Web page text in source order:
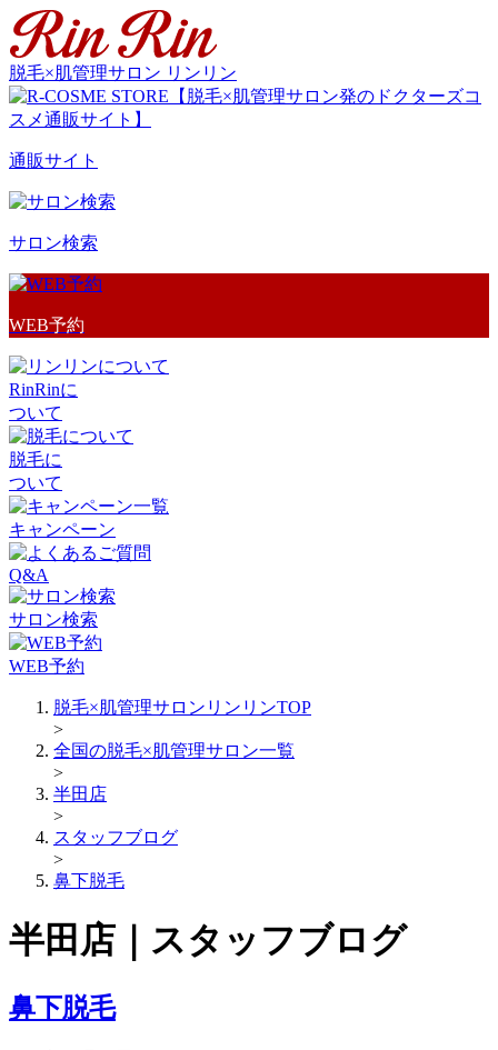
脱毛×肌管理サロン リンリン
通販サイト
サロン検索
WEB予約
RinRinに
ついて
脱毛に
ついて
キャンペーン
Q&A
サロン検索
WEB予約
脱毛×肌管理サロンリンリンTOP
>
全国の脱毛×肌管理サロン一覧
>
半田店
>
スタッフブログ
>
鼻下脱毛
半田店｜スタッフブログ
鼻下脱毛